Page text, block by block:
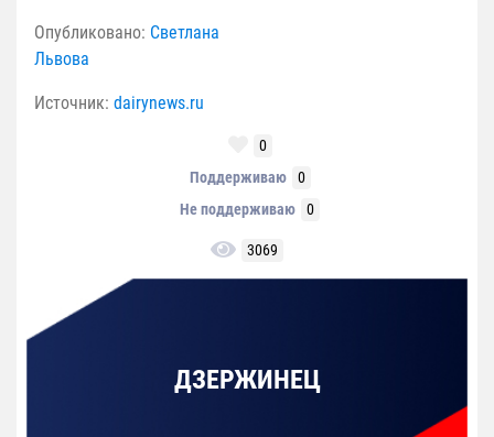
Опубликовано: Светлана
Львова
Источник: dairynews.ru
0
Поддерживаю
0
Не поддерживаю
0
3069
ДЗЕРЖИНЕЦ